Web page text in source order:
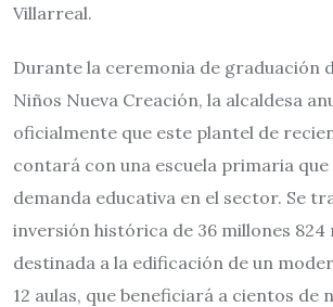
Villarreal.
Durante la ceremonia de graduación
Niños Nueva Creación, la alcaldesa
oficialmente que este plantel de
contará con una escuela primaria
demanda educativa en el sector. Se
inversión histórica de 36 millones 824
destinada a la edificación de un
12 aulas, que beneficiará a cientos de